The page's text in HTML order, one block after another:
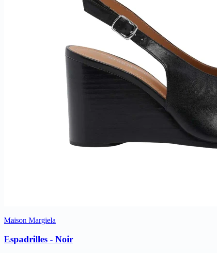
Maison Margiela
Espadrilles - Noir